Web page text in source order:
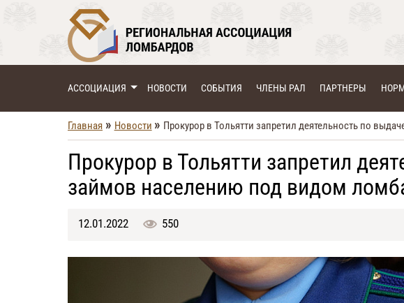
АССОЦИАЦИЯ НОВОСТИ СОБЫТИЯ ЧЛЕНЫ РАЛ ПАРТНЕРЫ
Главная » Новости » Прокурор в Тольятти запретил деятельность по
Прокурор в Тольятти запретил
займов населению под видом
12.01.2022 550